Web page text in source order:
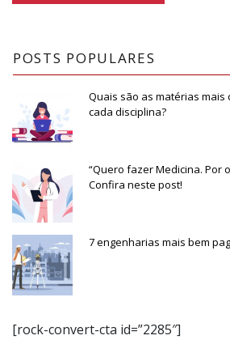
POSTS POPULARES
Quais são as matérias mais
cada disciplina?
“Quero fazer Medicina. Por
Confira neste post!
7 engenharias mais bem
[rock-convert-cta id=”2285″]